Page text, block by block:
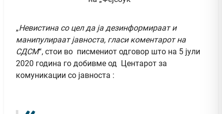
„Невистина со цел да ја дезинформираат и
манипулираат јавноста, гласи коментарот на
СДСМ“, стои во писмениот одговор што на 5 јули
2020 година го добивме од Центарот за
комуникации со јавноста :